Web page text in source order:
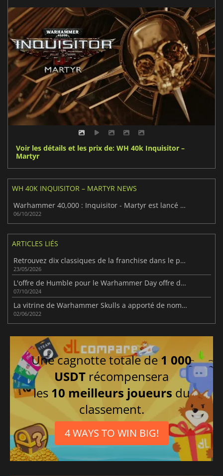
Voir les détails et les prix de: WH 40k Inquisitor –
Martyr
WH 40K INQUISITOR – MARTYR NEWS
Warhammer 40,000 : Inquisitor - Martyr est lancé sur les consoles next-gen
06/10/2022
ARTICLES LIÉS
Retrouvez dix classiques de la franchise dans le pack Humble Warhammer Skulls 2026.
23/05/2026
L'offre de Humble pour le Warhammer Day offre de nombreuses possibilités pour les amateurs de la série.
07/10/2024
La vitrine de Warhammer Skulls a apporté de nombreuses nouveautés
02/06/2022
Une cagnotte totale de 1 000
USDT récompensera
les 10 meilleurs joueurs du
classement.
4 WAYS TO WIN BIG!